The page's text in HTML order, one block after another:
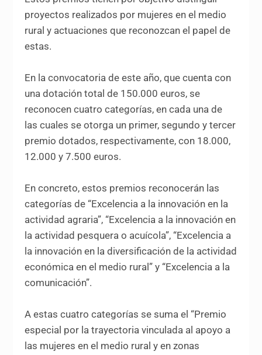
proyectos realizados por mujeres en el medio
rural y actuaciones que reconozcan el papel de
estas.
En la convocatoria de este año, que cuenta con
una dotación total de 150.000 euros, se
reconocen cuatro categorías, en cada una de
las cuales se otorga un primer, segundo y tercer
premio dotados, respectivamente, con 18.000,
12.000 y 7.500 euros.
En concreto, estos premios reconocerán las
categorías de “Excelencia a la innovación en la
actividad agraria”, “Excelencia a la innovación en
la actividad pesquera o acuícola”, “Excelencia a
la innovación en la diversificación de la actividad
económica en el medio rural” y “Excelencia a la
comunicación”.
A estas cuatro categorías se suma el “Premio
especial por la trayectoria vinculada al apoyo a
las mujeres en el medio rural y en zonas